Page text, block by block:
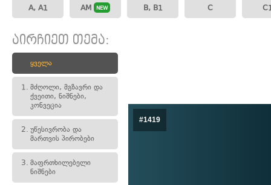
A, A1 AM NEW B, B1 C
აირჩიეთ თემა:
ყველა
1. მძღოლი, მგზავრი და
ქვეითი, ნიშნები,
კონვეცია
2. უწესივრობა და
მართვის პირობები
3. მაფრთხილებელი
ნიშნები
#1419